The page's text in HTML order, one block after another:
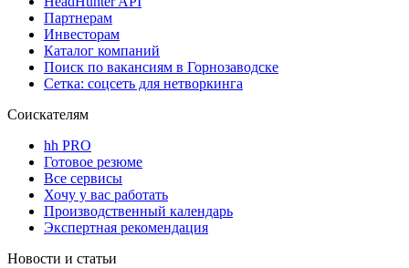
Партнерам
Инвесторам
Каталог компаний
Поиск по вакансиям в Горнозаводске
Сетка: соцсеть для нетворкинга
Соискателям
hh PRO
Готовое резюме
Все сервисы
Хочу у вас работать
Производственный календарь
Экспертная рекомендация
Новости и статьи